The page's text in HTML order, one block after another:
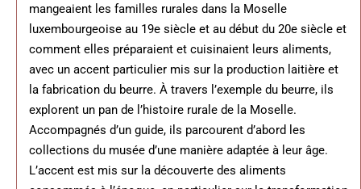
mangeaient les familles rurales dans la Moselle
luxembourgeoise au 19e siècle et au début du 20e siècle et
comment elles préparaient et cuisinaient leurs aliments,
avec un accent particulier mis sur la production laitière et
la fabrication du beurre. À travers l’exemple du beurre, ils
explorent un pan de l’histoire rurale de la Moselle.
Accompagnés d’un guide, ils parcourent d’abord les
collections du musée d’une manière adaptée à leur âge.
L’accent est mis sur la découverte des aliments